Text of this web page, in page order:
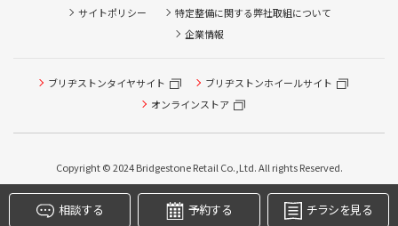
サイトポリシー
特定整備に関する弊社取組について
企業情報
ブリヂストンタイヤサイト
ブリヂストンホイールサイト
オンラインストア
Copyright © 2024 Bridgestone Retail Co.,Ltd. All rights Reserved.
相談する 予約する チラシを見る
ピット作業の予約
クローク契約会員専用タイヤ履き替え※タイヤ履き替えを
方はご利用いただけません